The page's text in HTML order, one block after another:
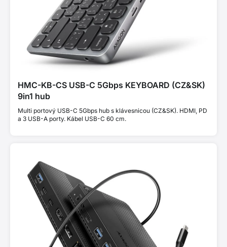
HMC-KB-CS USB-C 5Gbps KEYBOARD (CZ&SK)
9in1 hub
Multi portový USB-C 5Gbps hub s klávesnicou (CZ&SK). HDMI, PD
a 3 USB-A porty. Kábel USB-C 60 cm.